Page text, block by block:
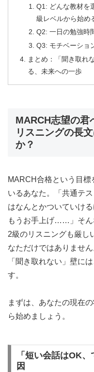
Q1: どんな教材を
級レベルから始め
Q2: 一日の勉強時
Q3: モチベーショ
まとめ：「聞き取れ
る、未来への一歩
MARCH志望の君
リスニングの長
か？
MARCH合格という目
いるあなた。「共通テ
はなんとかついていけ
もうお手上げ……」そん
2級のリスニングも厳し
なただけではありませ
「聞き取れない」壁に
す。
まずは、あなたの現在
ら始めましょう。
「短い会話はOK
因